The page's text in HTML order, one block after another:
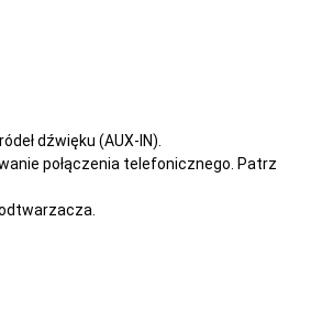
dźwięku (AUX-IN).
połączenia telefonicznego. Patrz